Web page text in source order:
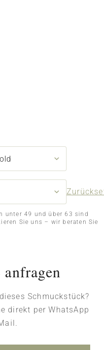
unter 49 und über 63 sind
Sie uns – wir beraten Sie
Schmuckstück?
direkt per WhatsApp